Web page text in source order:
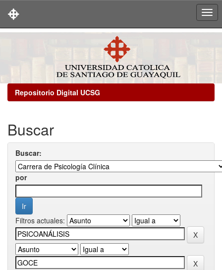
Repositorio Digital UCSG
Buscar
Buscar:
por
Filtros actuales: